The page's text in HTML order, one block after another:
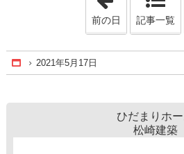
前の日 記事一覧
Home
2021年5月17日
ひだまりホ
松崎建築